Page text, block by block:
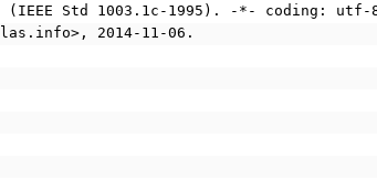
(IEEE Std 1003.1c-1995). -*- coding:
2014-11-06.